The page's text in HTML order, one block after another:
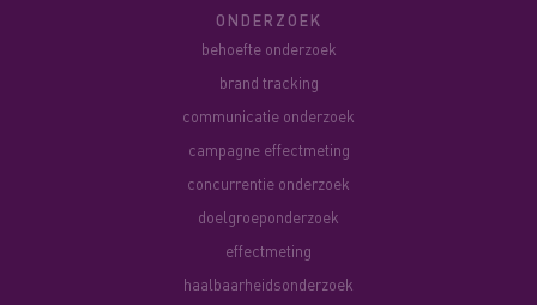
ONDERZOEK
behoefte onderzoek
brand tracking
communicatie onderzoek
campagne effectmeting
concurrentie onderzoek
doelgroeponderzoek
effectmeting
haalbaarheidsonderzoek